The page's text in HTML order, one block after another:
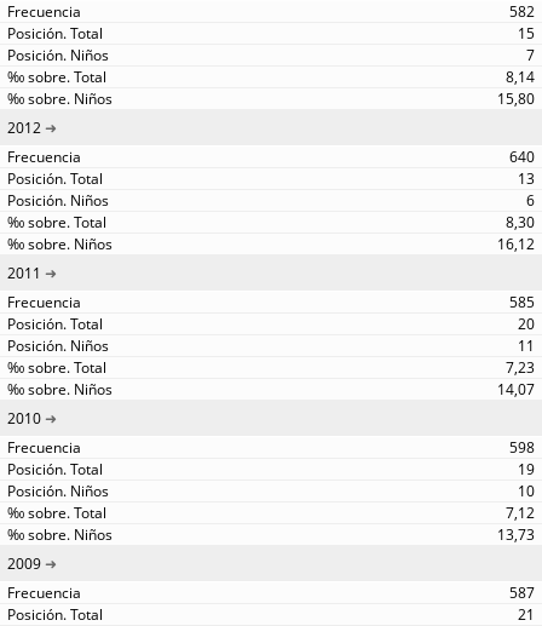
582
15
7
8,14
15,80
2012
640
13
6
8,30
16,12
2011
585
20
11
7,23
14,07
2010
598
19
10
7,12
13,73
2009
587
21